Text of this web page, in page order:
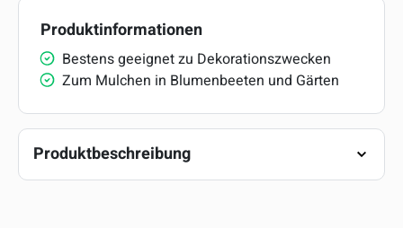
Produktinformationen
Bestens geeignet zu Dekorationszwecken
Zum Mulchen in Blumenbeeten und Gärten
Produktbeschreibung